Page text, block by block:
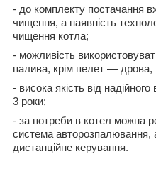
- до комплекту постачання
чищення, а наявність
чищення котла;
- можливість
палива, крім пелет — дрова,
- висока якість від
3 роки;
- за потреби в котел можна
система авторозпалювання,
дистанційне керування.